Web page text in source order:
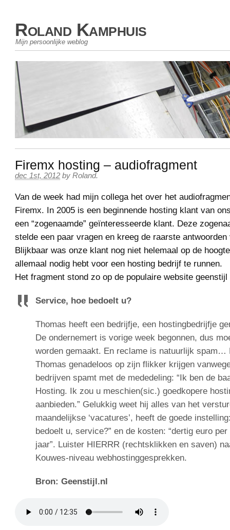
Roland Kamphuis
Mijn persoonlijke weblog
Firemx hosting – audiofragment
dec 1st, 2012 by Roland.
Van de week had mijn collega het over het
Firemx. In 2005 is een beginnende hosting klant van
een “zogenaamde” geïnteresseerde klant. Deze
stelde een paar vragen en kreeg de raarste
Blijkbaar was onze klant nog niet helemaal op de
allemaal nodig hebt voor een hosting bedrijf te runnen.
Het fragment stond zo op de populaire website
Service, hoe bedoelt u?
Thomas heeft een bedrijfje, een hostingbedrijfje
De ondernemert is vorige week begonnen, dus
worden gemaakt. En reclame is natuurlijk spam…
Thomas genadeloos op zijn flikker krijgen
bedrijven spamt met de mededeling: “Ik ben de
Hosting. Ik zou u meschien(sic.) goedkopere
aanbieden.” Gelukkig weet hij alles van het
maandelijkse ‘vacatures’, heeft de goede
bedoelt u, service?” en de kosten: “dertig euro
jaar”. Luister HIERRR (rechtsklikken en saven)
Kouwes-niveau webhostinggesprekken.
Bron: Geenstijl.nl